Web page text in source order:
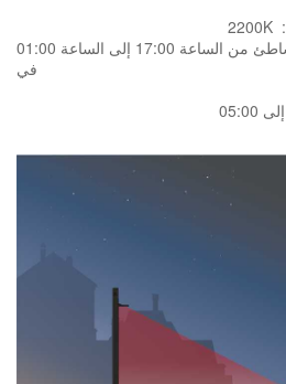
2200K
على أهبة الاستعداد على الشاطئ من الساعة 17:00 إلى الساعة 01:00
في